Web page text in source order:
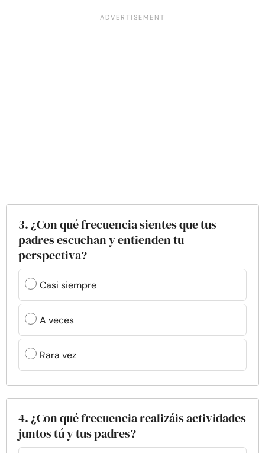
3. ¿Con qué frecuencia sientes que tus
padres escuchan y entienden tu
perspectiva?
Casi siempre
A veces
Rara vez
4. ¿Con qué frecuencia realizáis actividades
juntos tú y tus padres?